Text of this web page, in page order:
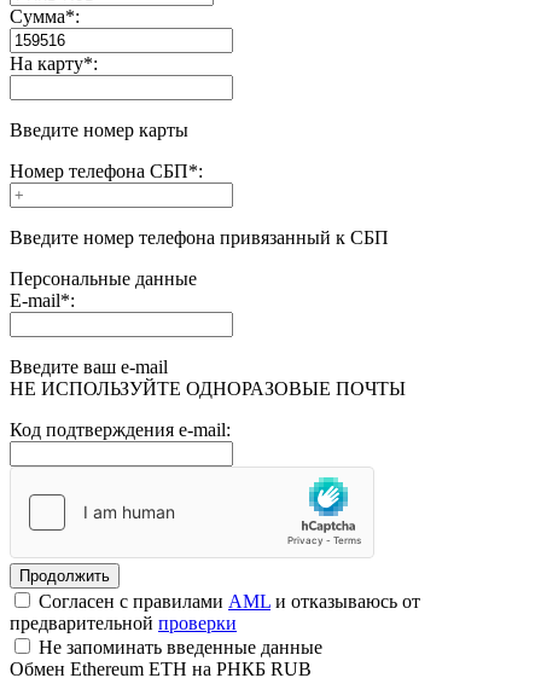
Сумма*:
На карту*:
Введите номер карты
Номер телефона СБП*:
Введите номер телефона привязанный к СБП
Персональные данные
E-mail*:
Введите ваш e-mail
НЕ ИСПОЛЬЗУЙТЕ ОДНОРАЗОВЫЕ ПОЧТЫ
Код подтверждения e-mail:
Согласен с правилами AML и отказываюсь от
предварительной проверки
Не запоминать введенные данные
Обмен Ethereum ETH на РНКБ RUB